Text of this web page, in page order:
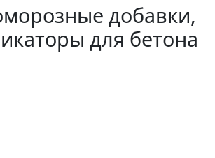
добавки,
для бетона